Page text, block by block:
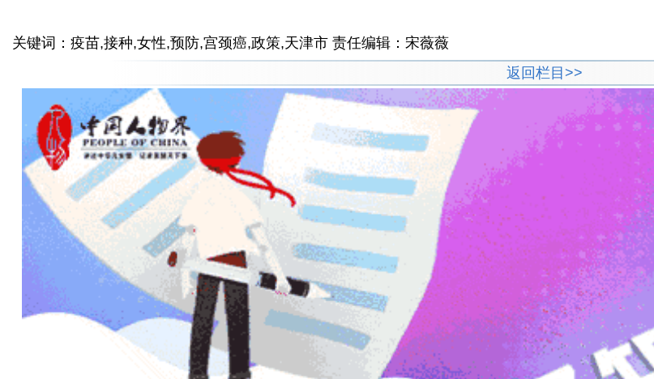
关键词：疫苗,接种,女性,预防,宫颈癌,政策,天津市 责任编辑：宋薇薇
返回栏目>>